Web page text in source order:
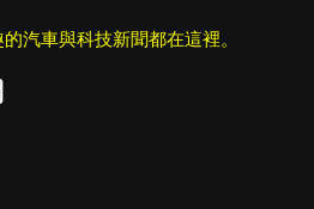
汽車與科技新聞都在這裡。